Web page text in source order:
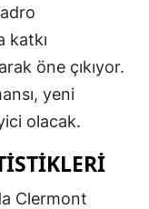
katkı
öne çıkıyor.
yeni
olacak.
Clermont